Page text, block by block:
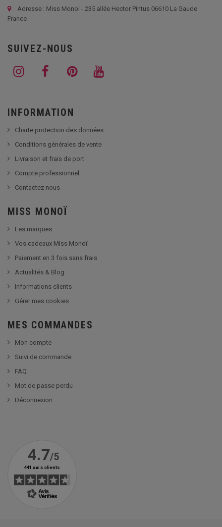
Adresse : Miss Monoi - 235 allée Hector Pintus 06610 La Gaude
France
SUIVEZ-NOUS
INFORMATION
Charte protection des données
Conditions générales de vente
Livraison et frais de port
Compte professionnel
Contactez nous
MISS MONOÏ
Les marques
Vos cadeaux Miss Monoï
Paiement en 3 fois sans frais
Actualités & Blog
Informations clients
Gérer mes cookies
MES COMMANDES
Mon compte
Suivi de commande
FAQ
Mot de passe perdu
Déconnexion